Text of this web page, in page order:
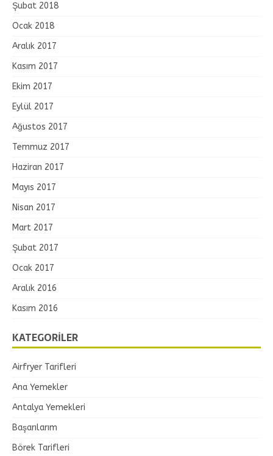
Şubat 2018
Ocak 2018
Aralık 2017
Kasım 2017
Ekim 2017
Eylül 2017
Ağustos 2017
Temmuz 2017
Haziran 2017
Mayıs 2017
Nisan 2017
Mart 2017
Şubat 2017
Ocak 2017
Aralık 2016
Kasım 2016
KATEGORILER
Airfryer Tarifleri
Ana Yemekler
Antalya Yemekleri
Başarılarım
Börek Tarifleri